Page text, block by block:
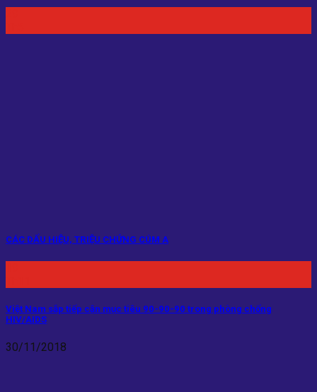
CÁC DẤU HIỆU, TRIỆU CHỨNG CÚM A
Việt Nam sắp tiếp cận mục tiêu 90-90-90 trong phòng chống
HIV/AIDS
30/11/2018